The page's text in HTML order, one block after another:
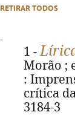
RETIRAR TODOS
1 -
Morão ;
:
crítica
3184-3